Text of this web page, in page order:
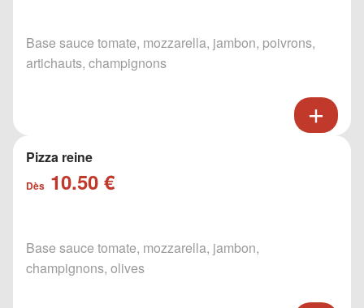
Base sauce tomate, mozzarella, jambon, poivrons,
artichauts, champignons
Pizza reine
Dès 10.50 €
Base sauce tomate, mozzarella, jambon,
champignons, olives